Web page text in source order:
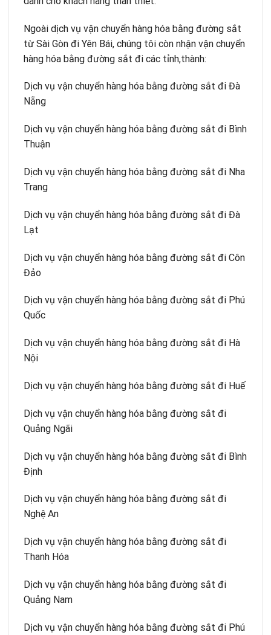
Ngoài dịch vụ vận chuyển hàng hóa bằng đường sắt
từ Sài Gòn đi Yên Bái, chúng tôi còn nhận vận chuyển
hàng hóa bằng đường sắt đi các tỉnh,thành:
Dịch vụ vận chuyển hàng hóa bằng đường sắt đi Đà
Nẵng
Dịch vụ vận chuyển hàng hóa bằng đường sắt đi Bình
Thuận
Dịch vụ vận chuyển hàng hóa bằng đường sắt đi Nha
Trang
Dịch vụ vận chuyển hàng hóa bằng đường sắt đi Đà
Lạt
Dịch vụ vận chuyển hàng hóa bằng đường sắt đi Côn
Đảo
Dịch vụ vận chuyển hàng hóa bằng đường sắt đi Phú
Quốc
Dịch vụ vận chuyển hàng hóa bằng đường sắt đi Hà
Nội
Dịch vụ vận chuyển hàng hóa bằng đường sắt đi Huế
Dịch vụ vận chuyển hàng hóa bằng đường sắt đi
Quảng Ngãi
Dịch vụ vận chuyển hàng hóa bằng đường sắt đi Bình
Định
Dịch vụ vận chuyển hàng hóa bằng đường sắt đi
Nghệ An
Dịch vụ vận chuyển hàng hóa bằng đường sắt đi
Thanh Hóa
Dịch vụ vận chuyển hàng hóa bằng đường sắt đi
Quảng Nam
Dịch vụ vận chuyển hàng hóa bằng đường sắt đi Phú